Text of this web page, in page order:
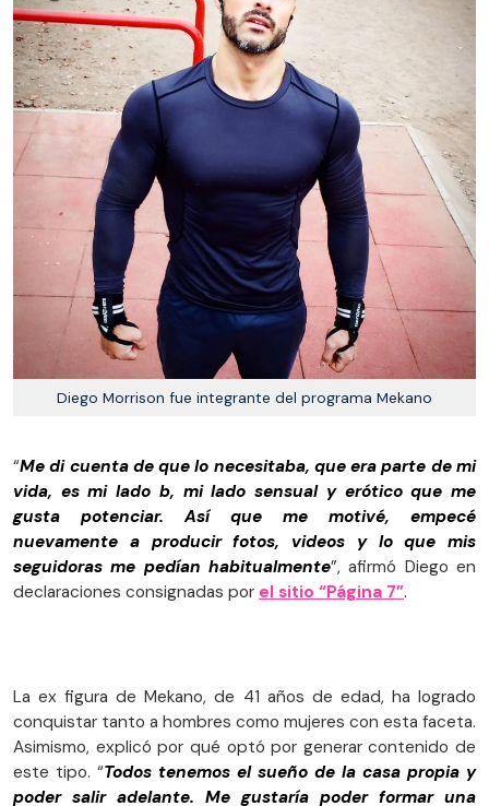
Diego Morrison fue integrante del programa Mekano
“Me di cuenta de que lo necesitaba, que era parte de mi
vida, es mi lado b, mi lado sensual y erótico que me
gusta potenciar. Así que me motivé, empecé
nuevamente a producir fotos, videos y lo que mis
seguidoras me pedían habitualmente”, afirmó Diego en
declaraciones consignadas por el sitio “Página 7”.
La ex figura de Mekano, de 41 años de edad, ha logrado
conquistar tanto a hombres como mujeres con esta faceta.
Asimismo, explicó por qué optó por generar contenido de
este tipo. “Todos tenemos el sueño de la casa propia y
poder salir adelante. Me gustaría poder formar una